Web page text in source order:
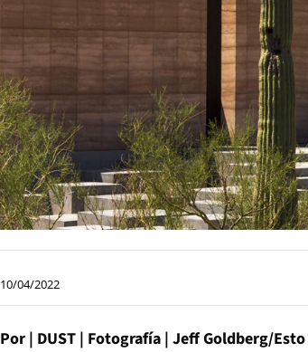
10/04/2022
Por | DUST | Fotografía | Jeff Goldberg/Esto